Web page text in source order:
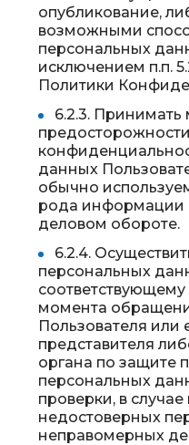
опубликование,
возможными
персональных
исключением п.п.
Политики
6.2.3. Принимать
данных
обычно
рода информации
деловом обороте.
6.2.4.
персональных
момента
Пользователя или
представителя
органа по защите
персональных
проверки, в
недостоверных
неправомерных